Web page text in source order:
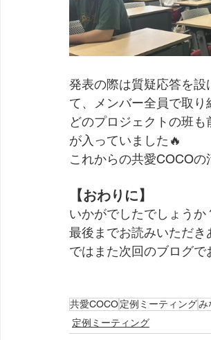
発表の際は質疑応答を
て、メンバー全員で取り
どのプロジェクトの班
が入っていました🔥
これからの共愛COCO
【おわりに】
いかがでしたでしょうか
最後までお読みいただ
ではまた次回のブログで
共愛COCO定例ミーティングみ
定例ミーティング